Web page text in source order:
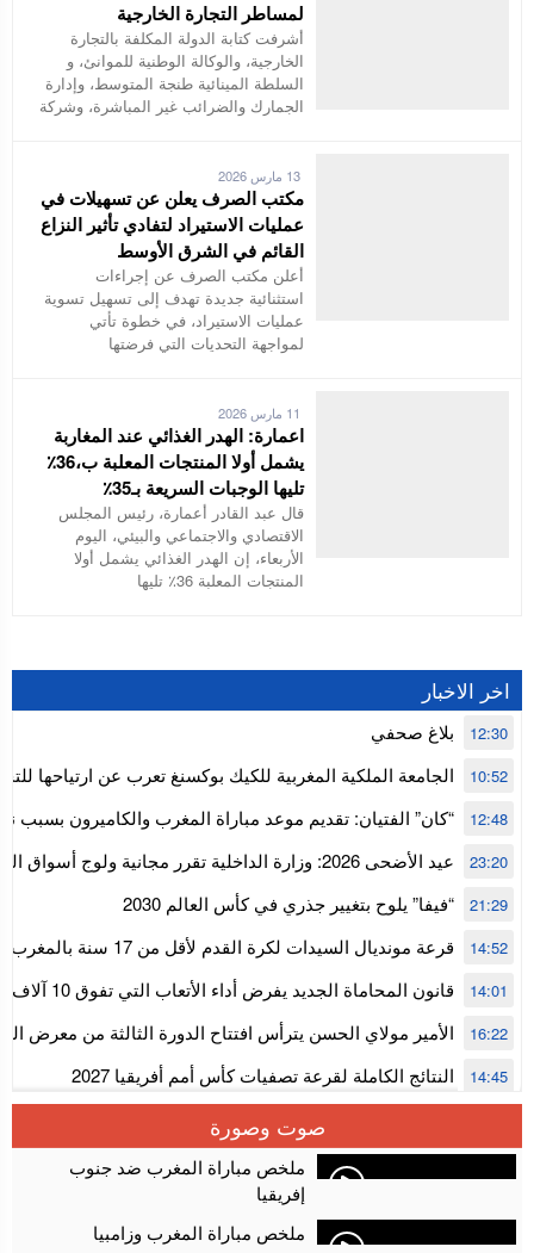
لمساطر التجارة الخارجية
أشرفت كتابة الدولة المكلفة بالتجارة
الخارجية، والوكالة الوطنية للموانئ، و
السلطة المينائية طنجة المتوسط، وإدارة
الجمارك والضرائب غير المباشرة، وشركة
13 مارس 2026
مكتب الصرف يعلن عن تسهيلات في
عمليات الاستيراد لتفادي تأثير النزاع
القائم في الشرق الأوسط
أعلن مكتب الصرف عن إجراءات
استثنائية جديدة تهدف إلى تسهيل تسوية
عمليات الاستيراد، في خطوة تأتي
لمواجهة التحديات التي فرضتها
اعمارة: الهدر الغذائي عند المغاربة
يشمل أولا المنتجات المعلبة ب،36٪
تليها الوجبات السريعة بـ35٪
قال عبد القادر أعمارة، رئيس المجلس
الاقتصادي والاجتماعي والبيئي، اليوم
الأربعاء، إن الهدر الغذائي يشمل أولا
المنتجات المعلبة 36٪ تليها
اخر الاخبار
بلاغ صحفي 12:30
الجامعة الملكية المغربية للكيك بوكسنغ تعرب عن ارتياحها
للمجلس الأعلى للحسابات
10:52
“كان” الفتيان: تقديم موعد مباراة المغرب والكاميرون بسبب
إفريقيا
12:48
عيد الأضحى 2026: وزارة الداخلية تقرر مجانية ولوج
استنفار” لتنظيمها
23:20
“فيفا” يلوح بتغيير جذري في كأس العالم 2030 21:29
قرعة مونديال السيدات لكرة
المستوى الأول
14:52
قانون المحاماة الجديد يفرض أداء الأتعاب التي تفوق 10 آلاف درهم بالشيك 14:01
الأمير مولاي الحسن يترأس افتتاح الدورة الثالثة من معرض
الألعاب الإلكترونية
16:22
النتائج الكاملة لقرعة تصفيات كأس أمم أفريقيا 2027 14:45
سلا.. توقيف ثلاثة مروجين وحجز أكثر من 4300 قرص مخدر وكوكايين وإكستازي
أقراص مهلوسة داخل فضاء للشيشة تستنفر شرطة أكادير 12:48
صوت وصورة
ملخص مباراة المغرب ضد جنوب
إفريقيا
ملخص مباراة المغرب وزامبيا